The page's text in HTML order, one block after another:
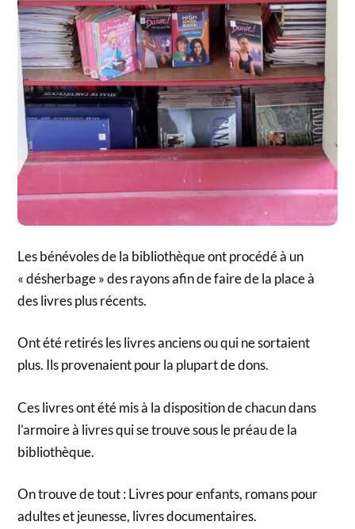
Les bénévoles de la bibliothèque ont procédé à un
« désherbage » des rayons afin de faire de la place à
des livres plus récents.
Ont été retirés les livres anciens ou qui ne sortaient
plus. Ils provenaient pour la plupart de dons.
Ces livres ont été mis à la disposition de chacun dans
l’armoire à livres qui se trouve sous le préau de la
bibliothèque.
On trouve de tout : Livres pour enfants, romans pour
adultes et jeunesse, livres documentaires.